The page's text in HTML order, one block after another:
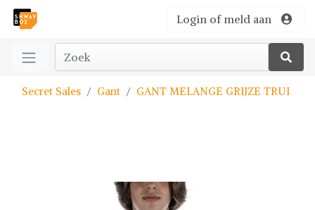
Login of meld aan
Secret Sales Gant GANT MELANGE GRIJZE TRUI